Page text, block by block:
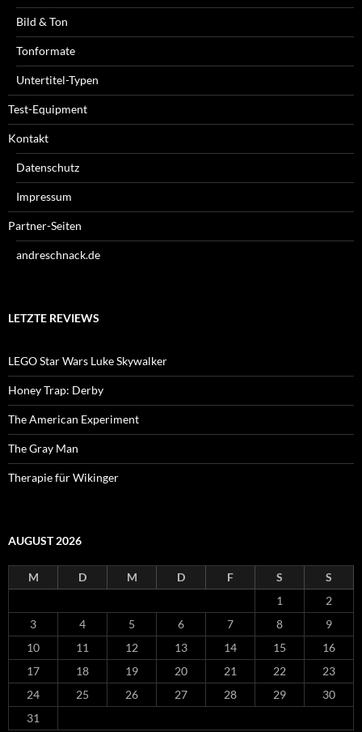
Bild & Ton
Tonformate
Untertitel-Typen
Test-Equipment
Kontakt
Datenschutz
Impressum
Partner-Seiten
andreschnack.de
LETZTE REVIEWS
LEGO Star Wars Luke Skywalker
Honey Trap: Derby
The American Experiment
The Gray Man
Therapie für Wikinger
AUGUST 2026
M D M D F S
S
1
2
3
4 5 6 7 8
9
10
11 12 13 14 15
16
17
18 19 20 21 22
23
24
25 26 27 28 29
30
31